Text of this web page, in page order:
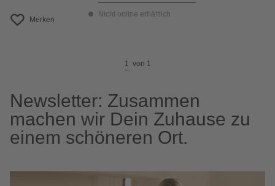
Merken
Nicht online erhältlich
1 von 1
Newsletter: Zusammen
machen wir Dein Zuhause zu
einem schöneren Ort.